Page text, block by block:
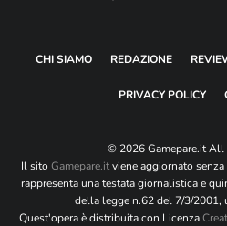
CHI SIAMO REDAZIONE
PRIVACY POLICY
© 2026 Gamepare.it All
Il sito Gamepare.itviene aggiornato
rappresenta una testata giornalistica e
della legge n.62 del 7/3/2001,
Quest'opera è distribuita con Licenza